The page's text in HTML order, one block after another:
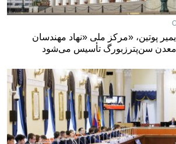
پوتین، «مرکز ملی «نهاد مهندسان
معدن سن‌پترزبورگ تأسیس می‌شود